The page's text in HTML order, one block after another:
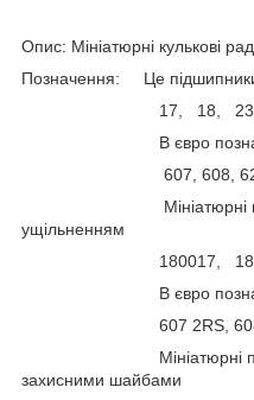
Опис: Мініатюрні кулькові
Позначення: Це підшипники
17, 18, 23,
В євро
607, 608, 623,
Мініатюрні
ущільненням
180017,
В євро
607 2RS, 608
Мініатюрні
захисними шайбами